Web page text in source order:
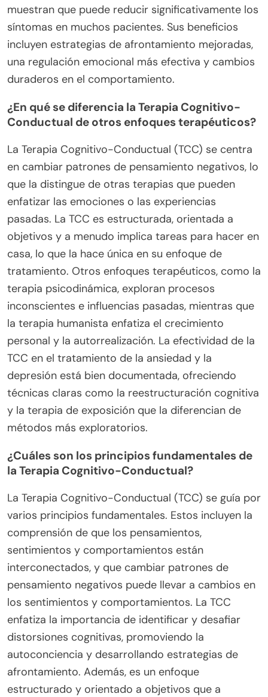
muestran que puede reducir significativamente los
síntomas en muchos pacientes. Sus beneficios
incluyen estrategias de afrontamiento mejoradas,
una regulación emocional más efectiva y cambios
duraderos en el comportamiento.
¿En qué se diferencia la Terapia Cognitivo-
Conductual de otros enfoques terapéuticos?
La Terapia Cognitivo-Conductual (TCC) se centra
en cambiar patrones de pensamiento negativos, lo
que la distingue de otras terapias que pueden
enfatizar las emociones o las experiencias
pasadas. La TCC es estructurada, orientada a
objetivos y a menudo implica tareas para hacer en
casa, lo que la hace única en su enfoque de
tratamiento. Otros enfoques terapéuticos, como la
terapia psicodinámica, exploran procesos
inconscientes e influencias pasadas, mientras que
la terapia humanista enfatiza el crecimiento
personal y la autorrealización. La efectividad de la
TCC en el tratamiento de la ansiedad y la
depresión está bien documentada, ofreciendo
técnicas claras como la reestructuración cognitiva
y la terapia de exposición que la diferencian de
métodos más exploratorios.
¿Cuáles son los principios fundamentales de
la Terapia Cognitivo-Conductual?
La Terapia Cognitivo-Conductual (TCC) se guía por
varios principios fundamentales. Estos incluyen la
comprensión de que los pensamientos,
sentimientos y comportamientos están
interconectados, y que cambiar patrones de
pensamiento negativos puede llevar a cambios en
los sentimientos y comportamientos. La TCC
enfatiza la importancia de identificar y desafiar
distorsiones cognitivas, promoviendo la
autoconciencia y desarrollando estrategias de
afrontamiento. Además, es un enfoque
estructurado y orientado a objetivos que a